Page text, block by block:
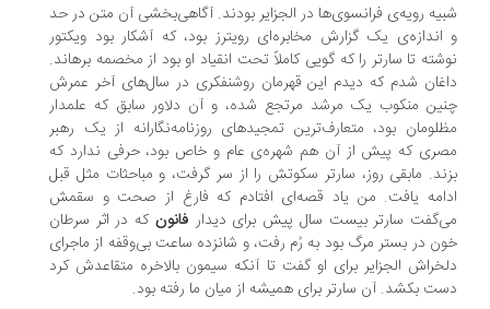
رویه‌ی فرانسوی‌ها در الجزایر بودند. آگاهی‌بخشی آن متن در حد
یک گزارش مخابره‌ای رویترز بود، که آشکار بود ویکتور
تا سارتر را که گویی کاملاً تحت انقیاد او بود از مخصمه برهاند.
شدم که دیدم این قهرمان روشنفکری در سال‌های آخر عمرش
منکوب یک مرشد مرتجع شده، و آن دلاور سابق که علمدار
بود، متعارف‌ترین تمجیدهای روزنامه‌نگارانه از یک رهبر
که پیش از آن هم شهره‌ی عام و خاص بود، حرفی ندارد که
مابقی روز، سارتر سکوتش را از سر گرفت، و مباحثات مثل قبل
یافت. من یاد قصه‌ای افتادم که فارغ از صحت و سقمش
سارتر بیست سال پیش برای دیدار فانون که در اثر سرطان
در بستر مرگ بود به رُم رفت، و شانزده ساعت بی‌وقفه از ماجرای
الجزایر برای او گفت تا آنکه سیمون بالاخره متقاعدش کرد
بکشد. آن سارتر برای همیشه از میان ما رفته بود.